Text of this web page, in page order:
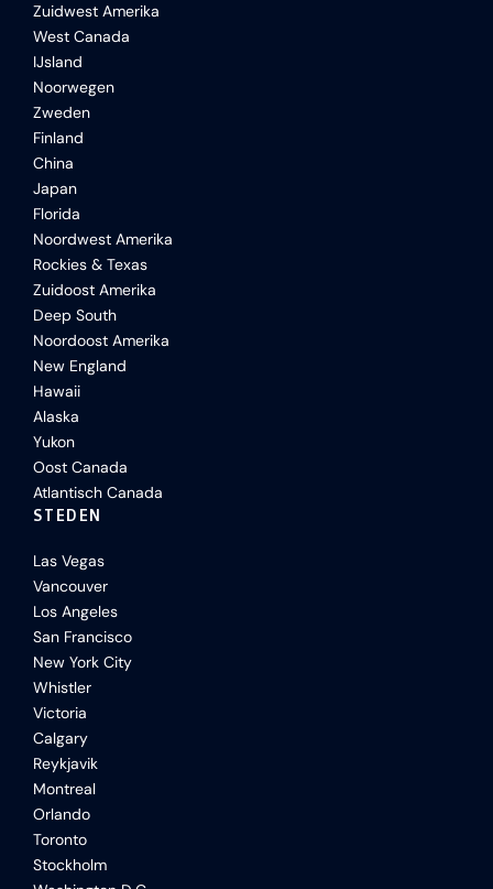
Zuidwest Amerika
West Canada
IJsland
Noorwegen
Zweden
Finland
China
Japan
Florida
Noordwest Amerika
Rockies & Texas
Zuidoost Amerika
Deep South
Noordoost Amerika
New England
Hawaii
Alaska
Yukon
Oost Canada
Atlantisch Canada
STEDEN
Las Vegas
Vancouver
Los Angeles
San Francisco
New York City
Whistler
Victoria
Calgary
Reykjavik
Montreal
Orlando
Toronto
Stockholm